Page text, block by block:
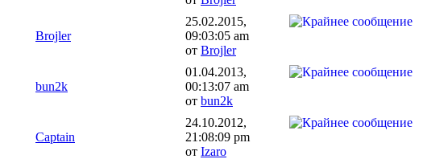
Brojler
25.02.2015,
09:03:05 am
от Brojler
bun2k
01.04.2013,
00:13:07 am
от bun2k
Captain
24.10.2012,
21:08:09 pm
от Izaro